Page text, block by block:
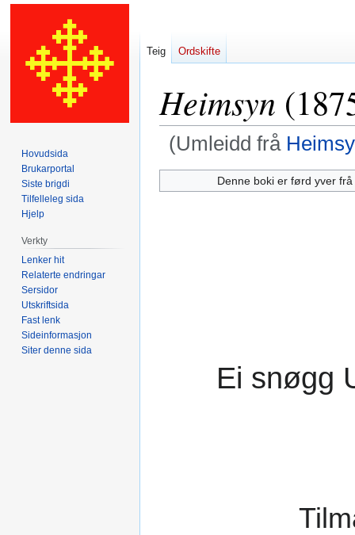
Heimsyn
(Umleidd frå
til
til
Denne boki er førd yver
Ei snøgg
Teig Ordskifte
Hovudsida
Brukarportal
Siste brigdi
Tilfelleleg sida
Hjelp
Verkty
Lenker hit
Relaterte endringar
Sersidor
Utskriftsida
Fast lenk
Sideinformasjon
Siter denne sida